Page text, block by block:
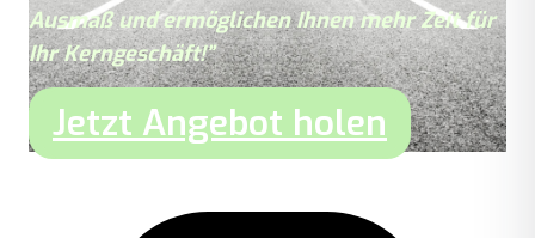
Ausmaß und ermöglichen Ihnen mehr Zeit für
Ihr Kerngeschäft!”
Jetzt Angebot holen